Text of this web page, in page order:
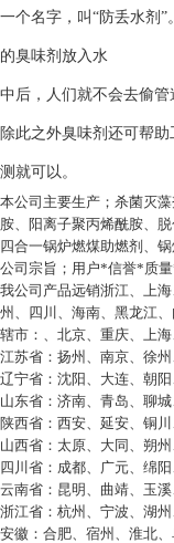
一个名字，叫“防丢水剂
的臭味剂放入水
中后，人们就不会去偷
除此之外臭味剂还可帮
测就可以。
本公司主要生产；杀菌灭
胺、阳离子聚丙烯酰胺、
四合一锅炉燃煤助燃剂、
公司宗旨；用户*信誉*质
我公司产品远销浙江、上
州、四川、海南、黑龙江
辖市：、北京、重庆、上
江苏省：扬州、南京、徐
辽宁省：沈阳、大连、朝
山东省：济南、青岛、聊
陕西省：西安、延安、铜
山西省：太原、大同、朔
四川省：成都、广元、绵
云南省：昆明、曲靖、玉
浙江省：杭州、宁波、湖
安徽：合肥、宿州、淮北